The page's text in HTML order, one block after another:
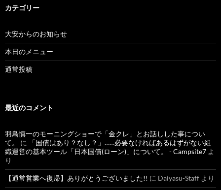
カテゴリー
大安からのお知らせ
本日のメニュー
通常投稿
最近のコメント
羽鳥慎一のモーニングショーで「金クレ」とお話しした事につい
て。
に
「国債はあり？なし？」……必要なければあるはずがない組
織運営の基本ツール「日本国債(ローン)」について。 - Campsite7 よ
り
【通常営業へ復帰】ありがとうございました!! に Daiyasu-Staff より